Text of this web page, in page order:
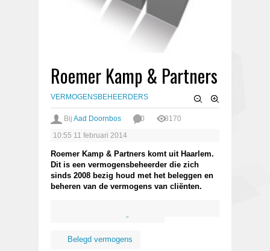
Roemer Kamp & Partners
VERMOGENSBEHEERDERS
Bij Aad Doornbos 0
3170
10:55 11 februari 2014
Roemer Kamp & Partners komt uit Haarlem.
Dit is een vermogensbeheerder die zich
sinds 2008 bezig houd met het beleggen en
beheren van de vermogens van cliënten.
Belegd vermogens